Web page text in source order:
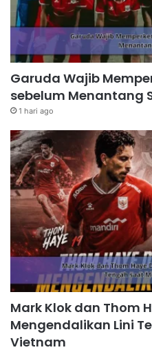
Garuda Wajib
sebelum Menantang
1 hari ago
Mark Klok dan Thom
Mengendalikan Lini
Vietnam